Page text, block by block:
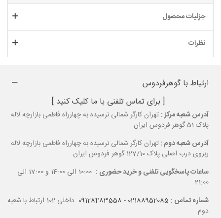
جزئیات محصول
نظرات
ارتباط با گوهرفردوس
[ برای تماس تلفنی با ما کلیک کنید ]
آدرس شعبه مرکز : تهران کارگر شمالی نرسیده به چهارراه فاطمی بازارچه لاله
پلاک 51 گوهر فردوس ایران
آدرس شعبه دوم :تهران کارگر شمالی نرسیده به چهارراه فاطمی بازارچه لاله
ربروی درب اصلی پلاک 127/10 گوهر فردوس ایران
ساعات پاسخگویی تلفنی و خرید حضوری :
10:00 الی 14:00 و 17:00 الی
21:00
شماره تماس : 02188952085
-
09128483558
داخلی 102 ارتباط با شعبه
دوم